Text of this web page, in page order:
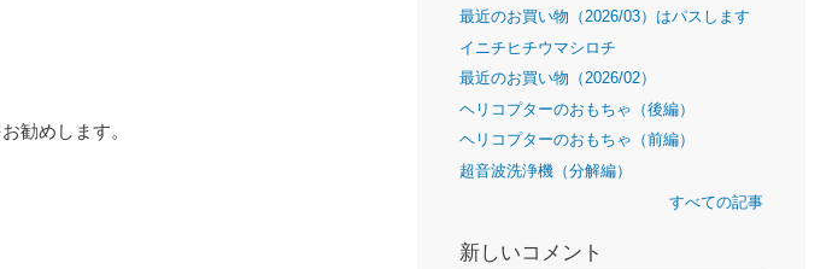
勧めします。
最近のお買い物（2026/03）はパスします
イニチヒチウマシロチ
最近のお買い物（2026/02）
ヘリコプターのおもちゃ（後編）
ヘリコプターのおもちゃ（前編）
超音波洗浄機（分解編）
すべての記事
新しいコメント